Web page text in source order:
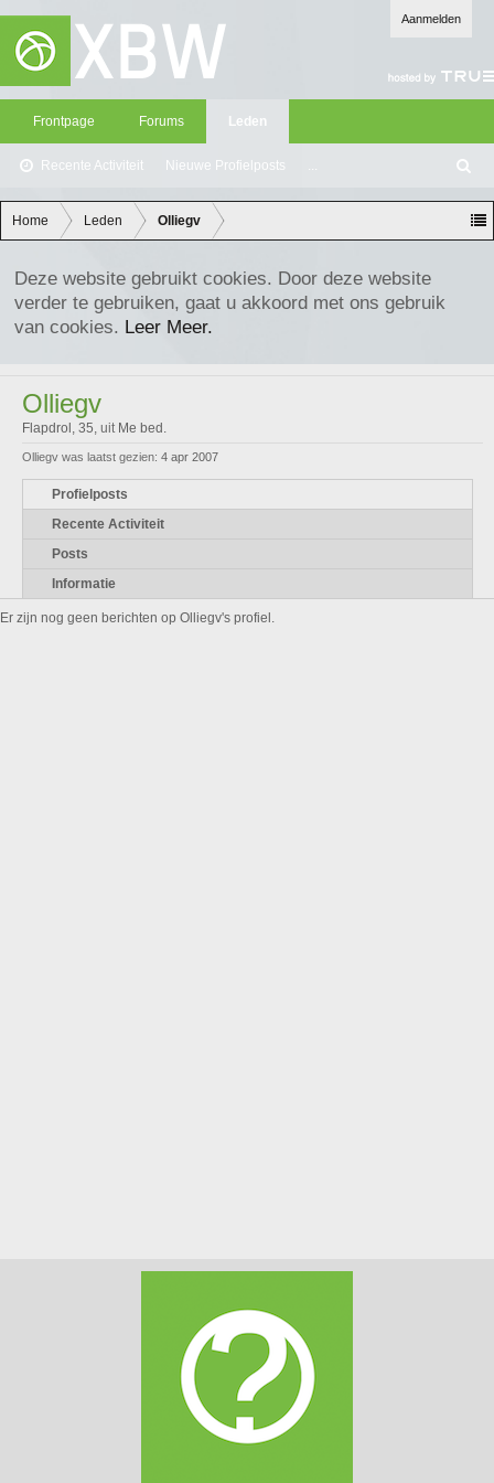
Aanmelden
Frontpage Forums Leden
Recente Activiteit Nieuwe Profielposts ...
oe
ke
n
Home Leden Olliegv
Deze website gebruikt cookies. Door deze website
verder te gebruiken, gaat u akkoord met ons gebruik
van cookies. Leer Meer.
Olliegv
Flapdrol , 35, uit Me bed.
Olliegv was laatst gezien: 4 apr 2007
Profielposts
Recente Activiteit
Posts
Informatie
Er zijn nog geen berichten op Olliegv's profiel.